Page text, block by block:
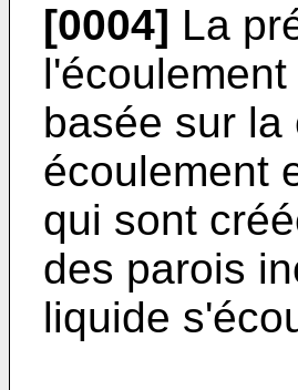
[0004] La
basée sur
écoulement
qui sont
des parois
liquide